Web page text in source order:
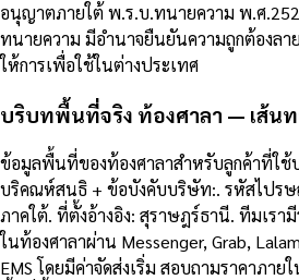
อนุญาตภายใต้ พ.ร.บ.ทนายความ พ.ศ
ทนายความ มีอำนาจยืนยันความถูกต้องลา
ให้การเพื่อใช้ในต่างประเทศ
บริบทพื้นที่จริง ท้องศาลา — เส้นท
ข้อมูลพื้นที่ของท้องศาลาสำหรับลูกค้าที่ใช้
บริคณห์สนธิ + ข้อบังคับบริษัท:. รหัสไปร
ภาคใต้. ที่ตั้งอ้างอิง: สุราษฎร์ธานี. ทีมเรา
ในท้องศาลาผ่าน Messenger, Grab,
EMS โดยมีค่าจัดส่งเริ่ม สอบถามราคาภาย